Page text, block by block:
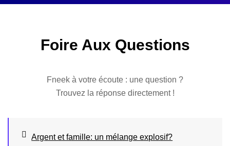
Foire Aux Questions
Fneek à votre écoute : une question ?
Trouvez la réponse directement !
Argent et famille: un mélange explosif?